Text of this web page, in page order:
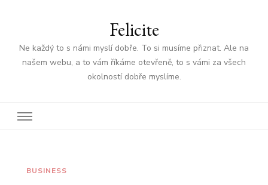
Felicite
Ne každý to s námi myslí dobře. To si musíme přiznat. Ale na
našem webu, a to vám říkáme otevřeně, to s vámi za všech
okolností dobře myslíme.
BUSINESS